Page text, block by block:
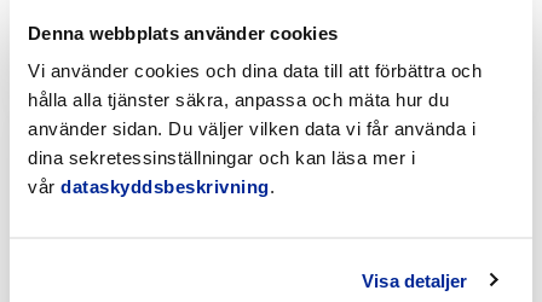
Denna webbplats använder cookies
Vi använder cookies och dina data till att förbättra och
hålla alla tjänster säkra, anpassa och mäta hur du
använder sidan. Du väljer vilken data vi får använda i
dina sekretessinställningar och kan läsa mer i
vår dataskyddsbeskrivning.
Visa detaljer
Klicka
för
att
läsa